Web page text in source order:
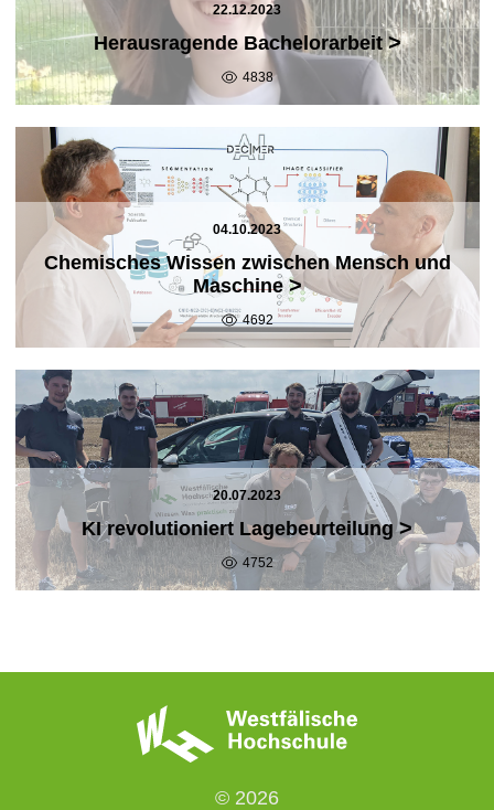
22.12.2023
Herausragende Bachelorarbeit>
4838
04.10.2023
Chemisches Wissen zwischen Mensch und
Maschine>
4692
20.07.2023
KI revolutioniert Lagebeurteilung>
4752
© 2026